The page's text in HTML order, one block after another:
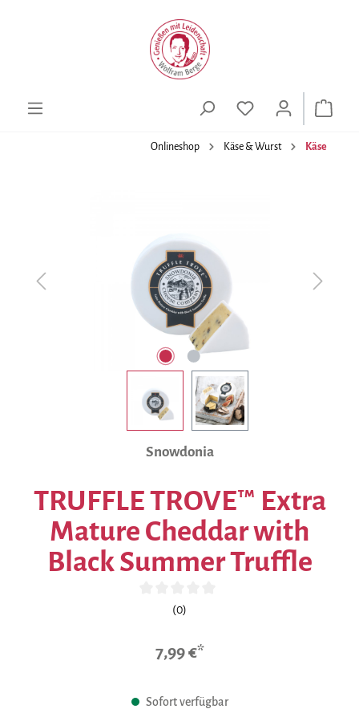
Onlineshop Käse & Wurst Käse
Snowdonia
TRUFFLE TROVE™ Extra
Mature Cheddar with
Black Summer Truffle
Durchschnittliche Bewertung von 0 von 5 Sternen
(0)
7,99 €*
Sofort verfügbar